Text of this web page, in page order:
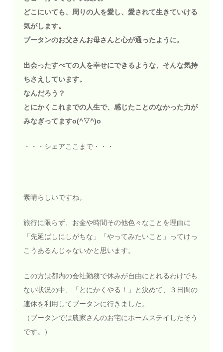
どこにいても、周りの人を愛し、愛されて生きていける
気がします。
ブータンのお父さんお母さんと心が通ったように。
出会ったすべての人を幸せにできるような、そんな気持
ちさえしています。
なんだろう？
とにかくこれまでの人生で、感じたことのなかった力が
みなぎってますo(^▽^)o
・・・シェアここまで・・・
素晴らしいですね。
旅行に限らず、お金や時間その他色々なことを理由に
「先延ばしにしがちな」「やってみたいこと」ってけっ
こうあるんじゃないかと思います。
この方は都内の会社勤務で休みが自由にとれるわけでも
ない状況の中、「とにかくやる！」と決めて、３日間の
連休を利用してブータンに行きました。
（ブータンでは農家さんのお宅にホームステイしたそう
です。）